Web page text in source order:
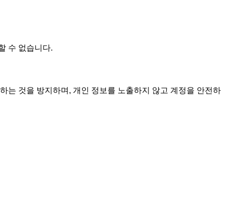
수 없습니다.
는 것을 방지하며, 개인 정보를 노출하지 않고 계정을 안전하